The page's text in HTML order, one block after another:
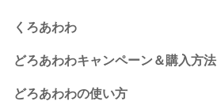
くろあわわ
どろあわわキャンペーン＆購入方法
どろあわわの使い方